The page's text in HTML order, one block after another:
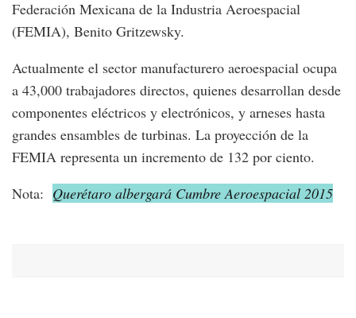
Federación Mexicana de la Industria Aeroespacial
(FEMIA), Benito Gritzewsky.
Actualmente el sector manufacturero aeroespacial ocupa
a 43,000 trabajadores directos, quienes desarrollan desde
componentes eléctricos y electrónicos, y arneses hasta
grandes ensambles de turbinas. La proyección de la
FEMIA representa un incremento de 132 por ciento.
Nota: Querétaro albergará Cumbre Aeroespacial 2015